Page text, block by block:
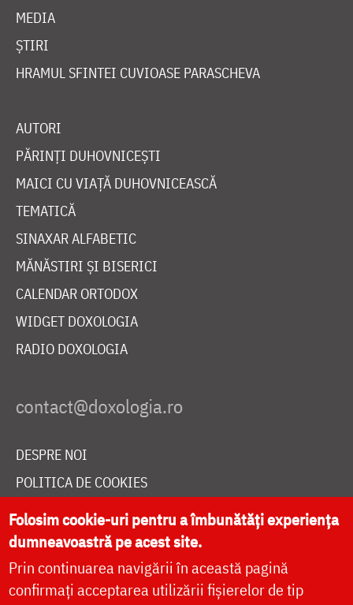
MEDIA
ȘTIRI
HRAMUL SFINTEI CUVIOASE PARASCHEVA
AUTORI
PĂRINȚI DUHOVNICEȘTI
MAICI CU VIAȚĂ DUHOVNICEASCĂ
TEMATICĂ
SINAXAR ALFABETIC
MĂNĂSTIRI ȘI BISERICI
CALENDAR ORTODOX
WIDGET DOXOLOGIA
RADIO DOXOLOGIA
DESPRE NOI
POLITICA DE COOKIES
DONEAZĂ ONLINE PENTRU CATEDRALA NAȚIONALĂ
LIVE
Folosim cookie-uri pentru a îmbunătăți experiența
dumneavoastră pe acest site.
Prin continuarea navigării în această pagină
confirmați acceptarea utilizării fișierelor de tip